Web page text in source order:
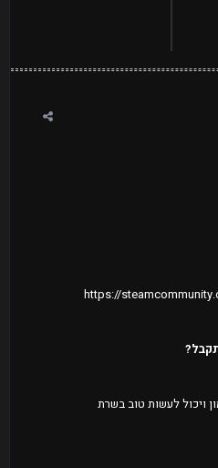
https://
ויכול לעשות טוב בשרת